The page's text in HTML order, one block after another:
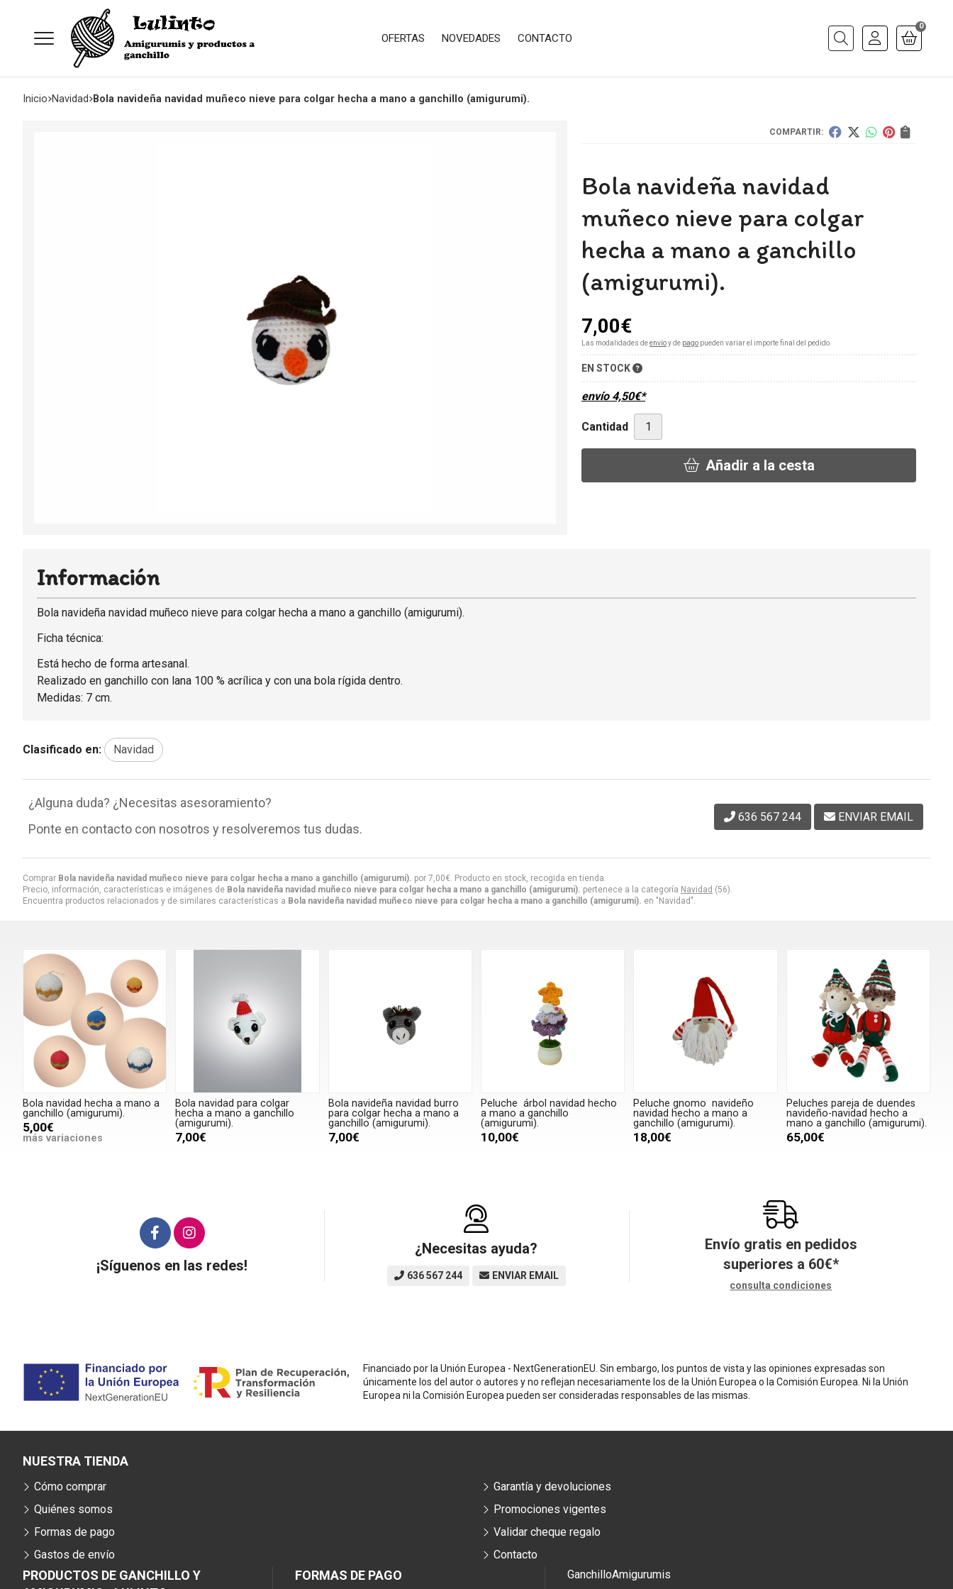
OFERTAS NOVEDADES CONTACTO
Buscar
0
Inicio navidad Bola navideña navidad muñeco nieve para colgar hecha a mano a ganchillo (amigurumi).
COMPARTIR:
Bola navideña navidad
muñeco nieve para colgar
hecha a mano a ganchillo
(amigurumi).
7,00€
Las modalidades deenvíoy de pago pueden variar el importe final del pedido.
EN STOCK
envío 4,50€*
Cantidad
Añadir a la cesta
Comprar Bola navideña navidad muñeco nieve para colgar hecha a mano a ganchillo (amigurumi). por 7,00€. Producto en stock, recogida en tienda.
Precio, información, características e imágenes de Bola navideña navidad muñeco nieve para colgar hecha a mano a ganchillo (amigurumi). pertenece a la categoría Navidad (56).
Encuentra productos relacionados y de similares características a Bola navideña navidad muñeco nieve para colgar hecha a mano a ganchillo (amigurumi). en "Navidad".
Información
Bola navideña navidad muñeco nieve para colgar hecha a mano a ganchillo (amigurumi).
Ficha técnica:
Está hecho de forma artesanal.
Realizado en ganchillo con lana 100 % acrílica y con una bola rígida dentro.
Medidas: 7 cm.
Clasificado en: Navidad
¿Alguna duda? ¿Necesitas asesoramiento?
Ponte en contacto con nosotros y resolveremos tus dudas.
636 567 244 ENVIAR EMAIL
Bola navidad hecha a mano a
ganchillo (amigurumi).
5,00€
más variaciones
Bola navidad para colgar
hecha a mano a ganchillo
(amigurumi).
7,00€
Bola navideña navidad burro
para colgar hecha a mano a
ganchillo (amigurumi).
7,00€
Peluche árbol navidad hecho
a mano a ganchillo
(amigurumi).
10,00€
Peluche gnomo navideño
navidad hecho a mano a
ganchillo (amigurumi).
18,00€
Peluches pareja de duendes
navideño-navidad hecho a
mano a ganchillo (amigurumi).
65,00€
¡Síguenos en las redes!
¿Necesitas ayuda?
636 567 244 ENVIAR EMAIL
Envío gratis en pedidos
superiores a 60€*
consulta condiciones
Financiado por la Unión Europea - NextGenerationEU. Sin embargo, los puntos de vista y las opiniones expresadas son
únicamente los del autor o autores y no reflejan necesariamente los de la Unión Europea o la Comisión Europea. Ni la Unión
Europea ni la Comisión Europea pueden ser consideradas responsables de las mismas.
PRODUCTOS DE GANCHILLO Y
FORMAS DE PAGO
NUESTRA TIENDA
Cómo comprar
Quiénes somos
Formas de pago
Gastos de envío
Garantía y devoluciones
Promociones vigentes
Validar cheque regalo
Contacto
GanchilloAmigurumis